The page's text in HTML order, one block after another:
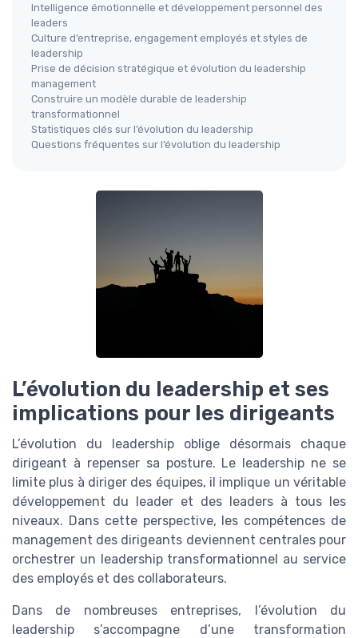
Intelligence émotionnelle et développement personnel des
leaders
Culture d’entreprise, engagement employés et styles de
leadership
Prise de décision stratégique et évolution du leadership
management
Construire un modèle durable de leadership
transformationnel
Statistiques clés sur l’évolution du leadership
Questions fréquentes sur l’évolution du leadership
L’évolution du leadership et ses
implications pour les dirigeants
L’évolution du leadership oblige désormais chaque
dirigeant à repenser sa posture. Le leadership ne se
limite plus à diriger des équipes, il implique un véritable
développement du leader et des leaders à tous les
niveaux. Dans cette perspective, les compétences de
management des dirigeants deviennent centrales pour
orchestrer un leadership transformationnel au service
des employés et des collaborateurs.
Dans de nombreuses entreprises, l’évolution du
leadership s’accompagne d’une transformation